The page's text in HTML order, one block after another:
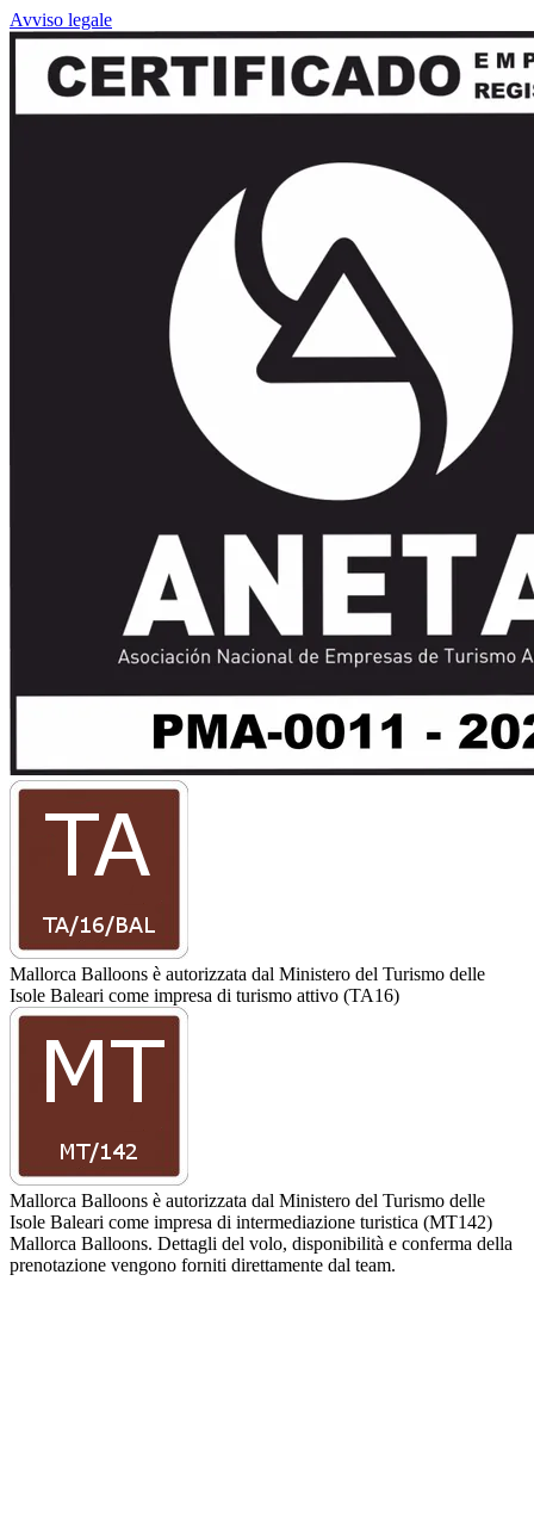
Avviso legale
Mallorca Balloons è autorizzata dal Ministero del Turismo delle
Isole Baleari come impresa di turismo attivo (TA16)
Mallorca Balloons è autorizzata dal Ministero del Turismo delle
Isole Baleari come impresa di intermediazione turistica (MT142)
Mallorca Balloons. Dettagli del volo, disponibilità e conferma della
prenotazione vengono forniti direttamente dal team.